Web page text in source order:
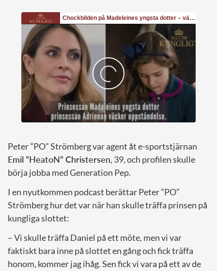
Peter ”PO” Strömberg var agent åt e-sportstjärnan
Emil ”HeatoN” Christersen, 39, och profilen skulle
börja jobba med Generation Pep.
I en nyutkommen podcast berättar Peter ”PO”
Strömberg hur det var när han skulle träffa prinsen på
kungliga slottet:
– Vi skulle träffa Daniel på ett möte, men vi var
faktiskt bara inne på slottet en gång och fick träffa
honom, kommer jag ihåg. Sen fick vi vara på ett av de